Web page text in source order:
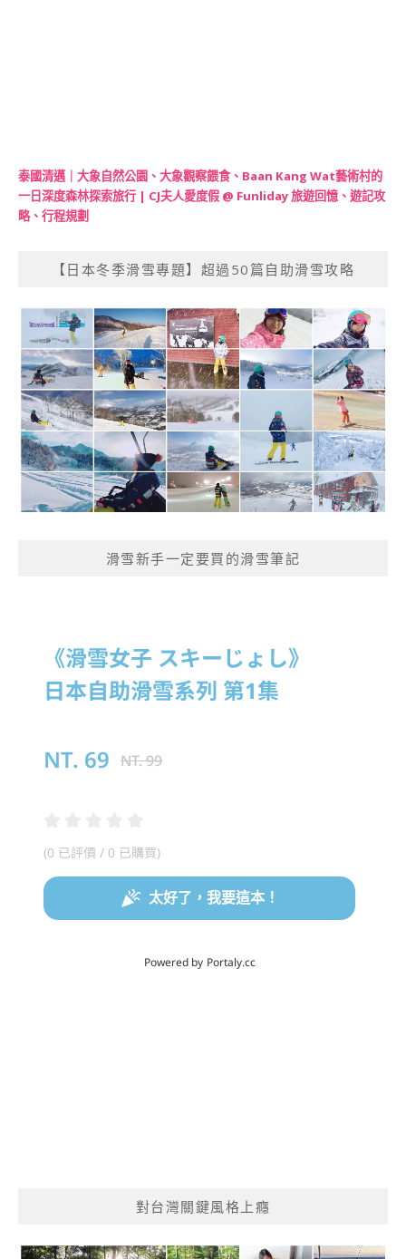
泰國清邁｜大象自然公園、大象觀察餵食、Baan Kang Wat藝術村的
一日深度森林探索旅行 | CJ夫人愛度假 @ Funliday 旅遊回憶、遊記攻
略、行程規劃
【日本冬季滑雪專題】超過50篇自助滑雪攻略
滑雪新手一定要買的滑雪筆記
對台灣關鍵風格上癮